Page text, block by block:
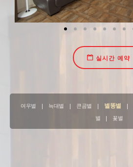
실시간 예약
여우별 | 늑대별 | 큰곰별 | 별똥별 |
별
| 꽃별